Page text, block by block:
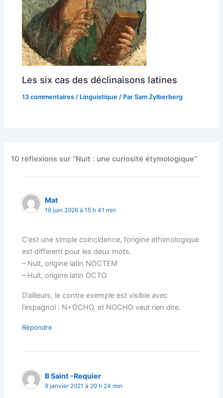
Les six cas des déclinaisons latines
13 commentaires / Linguistique / ParSam Zylberberg
10 réflexions sur “Nuit : une curiosité étymologique”
Mat
16 juin 2026 à 15 h 41 min
C’est une simple coincidence, l’origine éthimologique
est different pour les deux mots.
– Nuit, origine latin NOCTEM
– Huit, origine latin OCTO
D’ailleurs, le contre exemple est visible avec
l’espagnol : N+OCHO, et NOCHO veut rien dire.
Répondre
B Saint -Requier
9 janvier 2021 à 20 h 24 min